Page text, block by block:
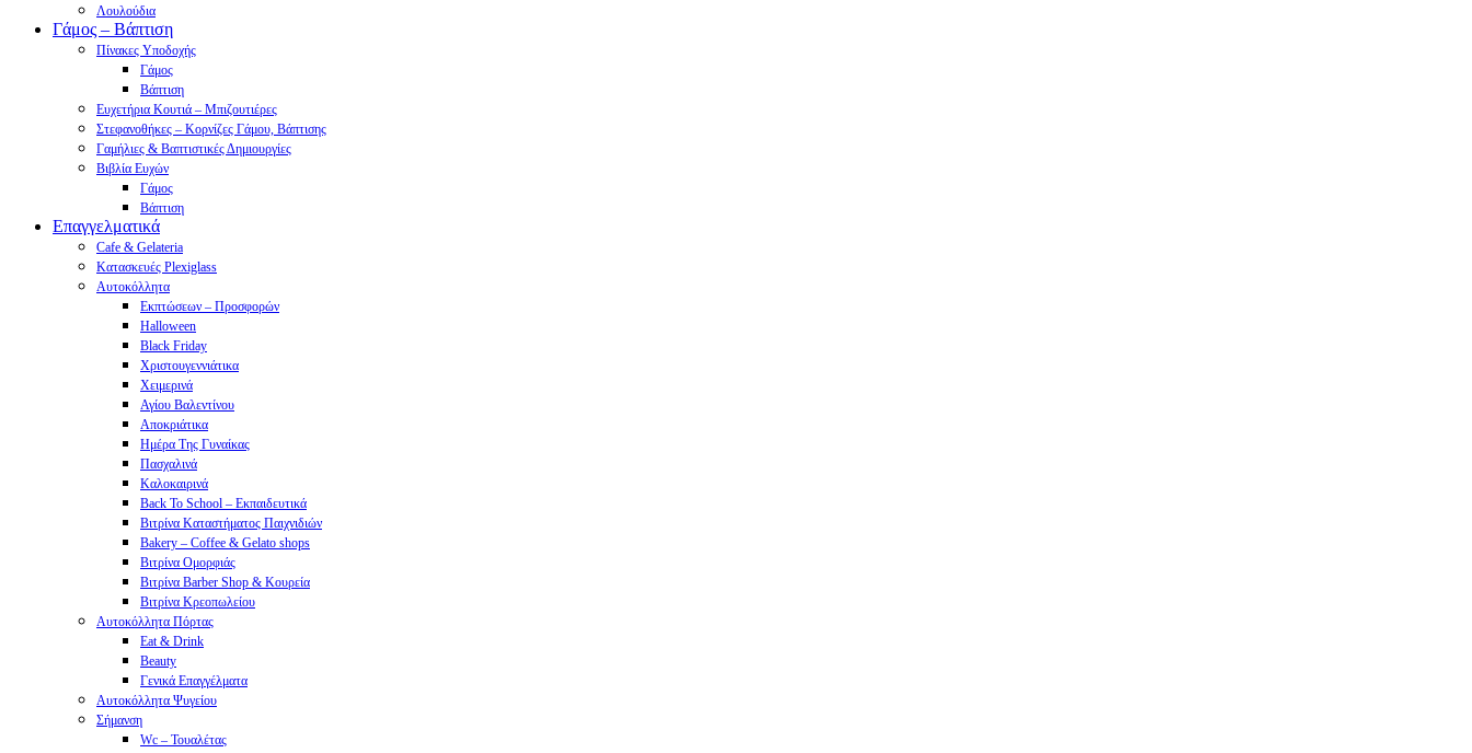
Λουλούδια
Γάμος – Βάπτιση
Πίνακες Υποδοχής
Γάμος
Βάπτιση
Ευχετήρια Κουτιά – Μπιζουτιέρες
Στεφανοθήκες – Κορνίζες Γάμου, Βάπτισης
Γαμήλιες & Βαπτιστικές Δημιουργίες
Βιβλία Ευχών
Γάμος
Βάπτιση
Επαγγελματικά
Cafe & Gelateria
Κατασκευές Plexiglass
Αυτοκόλλητα
Εκπτώσεων – Προσφορών
Halloween
Black Friday
Χριστουγεννιάτικα
Χειμερινά
Αγίου Βαλεντίνου
Αποκριάτικα
Ημέρα Της Γυναίκας
Πασχαλινά
Καλοκαιρινά
Back To School – Εκπαιδευτικά
Βιτρίνα Καταστήματος Παιχνιδιών
Bakery – Coffee & Gelato shops
Βιτρίνα Ομορφιάς
Βιτρίνα Barber Shop & Κουρεία
Βιτρίνα Κρεοπωλείου
Αυτοκόλλητα Πόρτας
Eat & Drink
Beauty
Γενικά Επαγγέλματα
Αυτοκόλλητα Ψυγείου
Σήμανση
Wc – Τουαλέτας